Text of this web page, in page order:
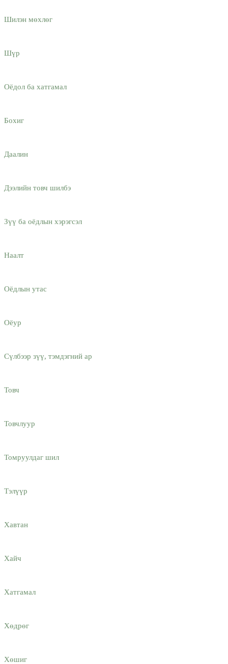
Шилэн мөхлөг
Шүр
Оёдол ба хатгамал
Бохиг
Даалин
Дээлийн товч шилбэ
Зүү ба оёдлын хэрэгсэл
Наалт
Оёдлын утас
Оёур
Сүлбээр зүү, тэмдэгний ар
Товч
Товчлуур
Томруулдаг шил
Тэлүүр
Хавтан
Хайч
Хатгамaл
Хөдрөг
Хөшиг